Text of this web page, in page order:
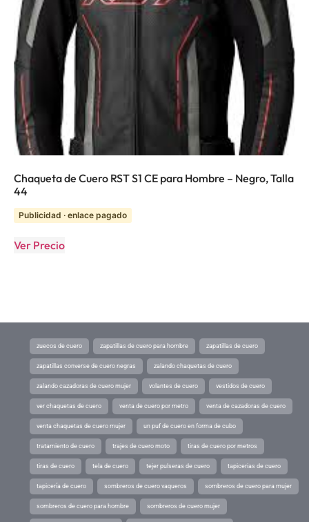
Chaqueta de Cuero RST S1 CE para Hombre – Negro, Talla
44
Publicidad · enlace pagado
Ver Precio
zuecos de cuero zapatillas de cuero para hombre zapatillas de cuero
zapatillas converse de cuero negras zalando chaquetas de cuero
zalando cazadoras de cuero mujer volantes de cuero vestidos de cuero
ver chaquetas de cuero venta de cuero por metro venta de cazadoras de cuero
venta chaquetas de cuero mujer un puf de cuero en forma de cubo
tratamiento de cuero trajes de cuero moto tiras de cuero por metros
tiras de cuero tela de cuero tejer pulseras de cuero tapicerias de cuero
tapicería de cuero sombreros de cuero vaqueros sombreros de cuero para mujer
sombreros de cuero para hombre sombreros de cuero mujer